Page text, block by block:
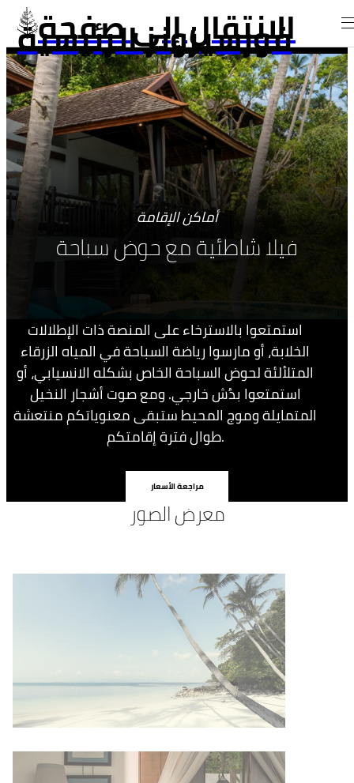
الانتقال إلى صفحة
فورسيزونز الرئيسية
أماكن الإقامة
فيلا شاطئية مع حوض سباحة
استمتعوا بالاسترخاء على المنصة ذات الإطلالات
الخلابة، أو مارسوا رياضة السباحة في المياه الزرقاء
المتلألئة لحوض السباحة الخاص بشكله الانسيابي، أو
استمتعوا بدُش خارجي. ومع صوت أشجار النخيل
المتمايلة وموج المحيط ستبقى معنوياتكم منتعشة
طوال فترة إقامتكم.
مراجعة الأسعار
معرض الصور